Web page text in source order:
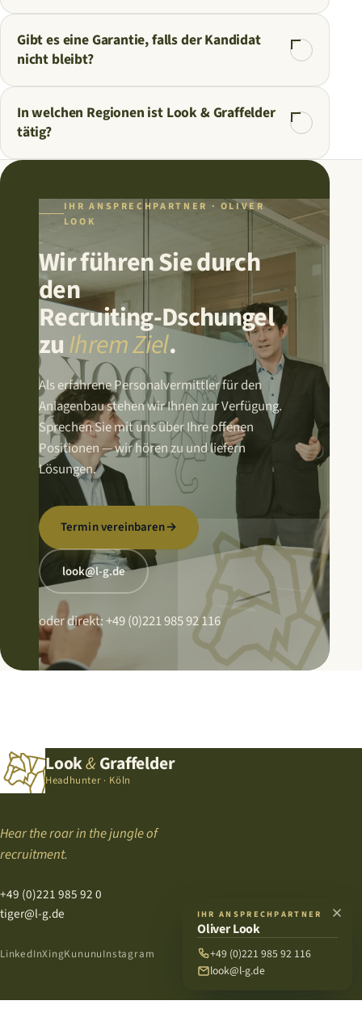
IHR ANSPRECHPARTNER
Oliver Look
+49 (0)221 985 92 116
look@l-g.de
Gibt es eine Garantie, falls der Kandidat
nicht bleibt?
In welchen Regionen ist Look & Graffelder
tätig?
IHR ANSPRECHPARTNER · OLIVER
LOOK
Wir führen Sie durch
den
Recruiting-Dschungel
zuIhrem Ziel.
Als erfahrene Personalvermittler für den
Anlagenbau stehen wir Ihnen zur Verfügung.
Sprechen Sie mit uns über Ihre offenen
Positionen — wir hören zu und liefern
Lösungen.
Termin vereinbaren→
look@l-g.de
oder direkt:+49 (0)221 985 92 116
Look&Graffelder
Headhunter · Köln
Hear the roar in the jungle of
recruitment.
+49 (0)221 985 92 0
tiger@l-g.de
LinkedInXingKununuInstagram